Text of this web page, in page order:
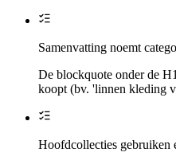
Samenvatting noemt
De blockquote onder de
koopt (bv. 'linnen kleding
Hoofdcollecties